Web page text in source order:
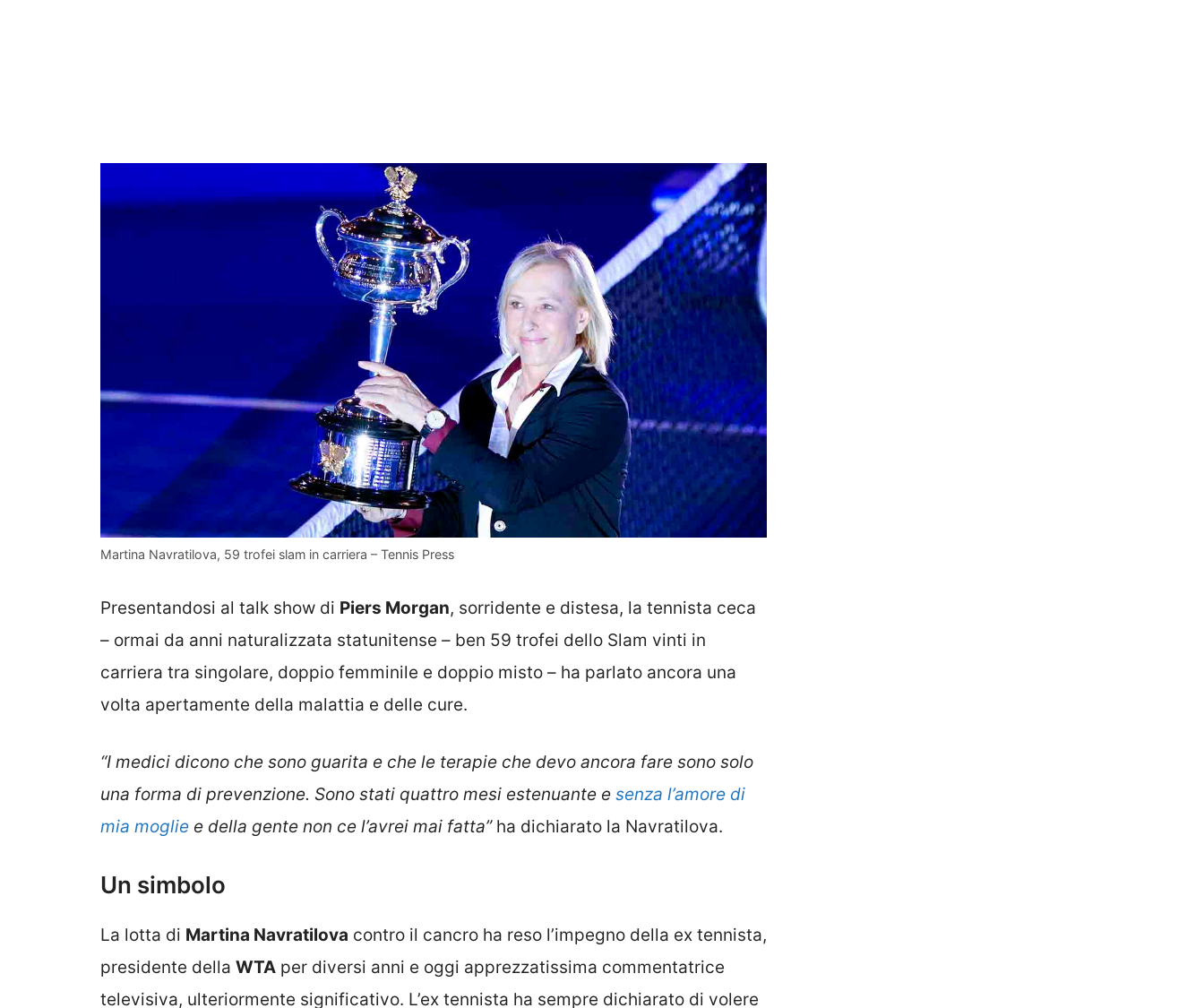
Martina Navratilova, 59 trofei slam in carriera – Tennis Press
Presentandosi al talk show di Piers Morgan, sorridente e distesa, la tennista ceca
– ormai da anni naturalizzata statunitense – ben 59 trofei dello Slam vinti in
carriera tra singolare, doppio femminile e doppio misto – ha parlato ancora una
volta apertamente della malattia e delle cure.
“I medici dicono che sono guarita e che le terapie che devo ancora fare sono solo
una forma di prevenzione. Sono stati quattro mesi estenuante e senza l’amore di
mia moglie e della gente non ce l’avrei mai fatta”ha dichiarato la Navratilova.
Un simbolo
La lotta di Martina Navratilova contro il cancro ha reso l’impegno della ex tennista,
presidente della WTA per diversi anni e oggi apprezzatissima commentatrice
televisiva, ulteriormente significativo. L’ex tennista ha sempre dichiarato di volere